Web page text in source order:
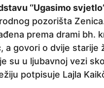
‘’Ugasimo
pozorišta
prema drami bh.
a govori o dvije starije
su u ljubavnoj vezi
potpisuje Lajla